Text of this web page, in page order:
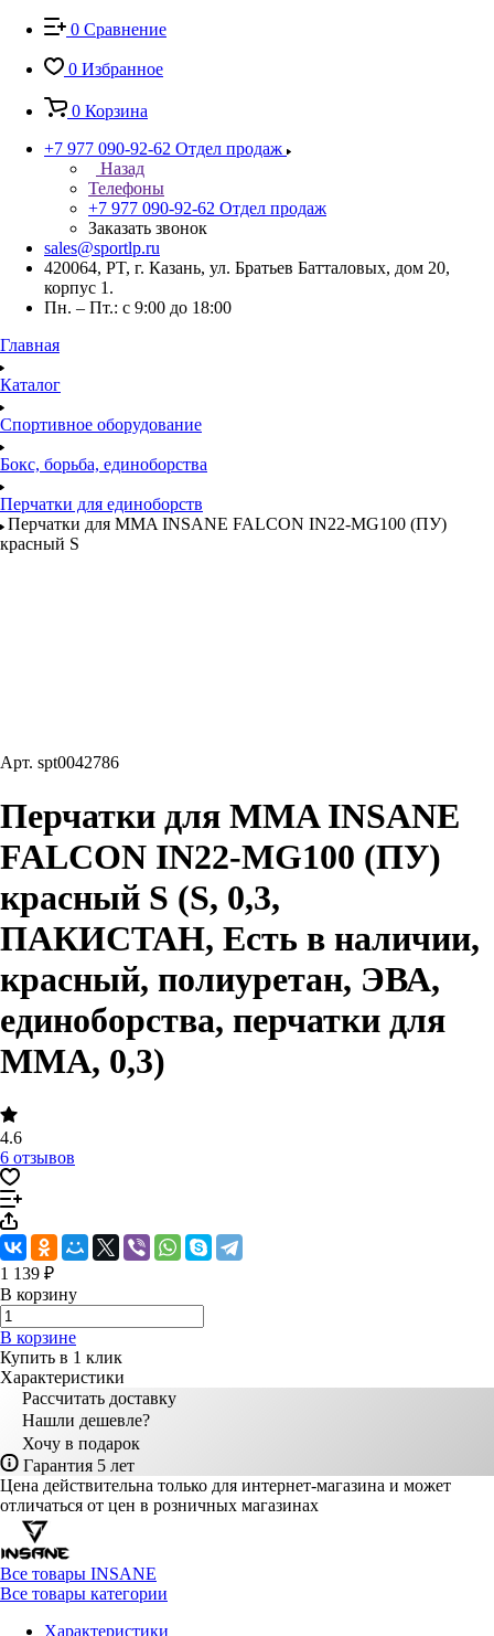
0 Сравнение
0 Избранное
0 Корзина
+7 977 090-92-62 Отдел продаж
Назад
Телефоны
+7 977 090-92-62 Отдел продаж
Заказать звонок
sales@sportlp.ru
420064, PT, г. Казань, ул. Братьев Батталовых, дом 20,
корпус 1.
Пн. – Пт.: с 9:00 до 18:00
Главная
Каталог
Спортивное оборудование
Бокс, борьба, единоборства
Перчатки для единоборств
Перчатки для MMA INSANE FALCON IN22-MG100 (ПУ)
красный S
Арт. spt0042786
Перчатки для MMA INSANE
FALCON IN22-MG100 (ПУ)
красный S (S, 0,3,
ПАКИСТАН, Есть в наличии,
красный, полиуретан, ЭВА,
единоборства, перчатки для
MMA, 0,3)
4.6
6 отзывов
1 139 ₽
В корзину
В корзине
Купить в 1 клик
Характеристики
Рассчитать доставку
Нашли дешевле?
Хочу в подарок
Гарантия 5 лет
Цена действительна только для интернет-магазина и может
отличаться от цен в розничных магазинах
Все товары INSANE
Все товары категории
Характеристики